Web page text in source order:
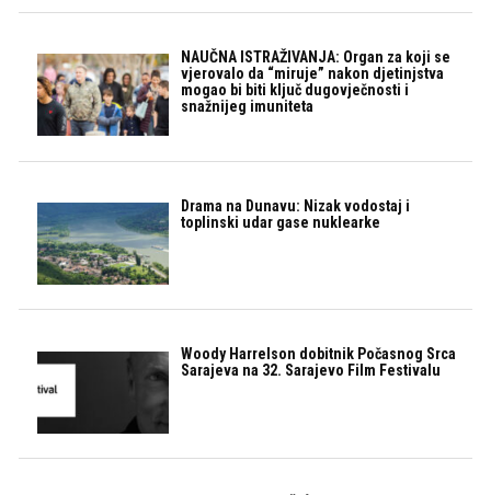
NAUČNA ISTRAŽIVANJA: Organ za koji se
vjerovalo da “miruje” nakon djetinjstva
mogao bi biti ključ dugovječnosti i
snažnijeg imuniteta
Drama na Dunavu: Nizak vodostaj i
toplinski udar gase nuklearke
Woody Harrelson dobitnik Počasnog Srca
Sarajeva na 32. Sarajevo Film Festivalu